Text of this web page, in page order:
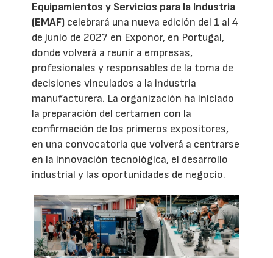
Equipamientos y Servicios para la Industria
(EMAF) celebrará una nueva edición del 1 al 4
de junio de 2027 en Exponor, en Portugal,
donde volverá a reunir a empresas,
profesionales y responsables de la toma de
decisiones vinculados a la industria
manufacturera. La organización ha iniciado
la preparación del certamen con la
confirmación de los primeros expositores,
en una convocatoria que volverá a centrarse
en la innovación tecnológica, el desarrollo
industrial y las oportunidades de negocio.